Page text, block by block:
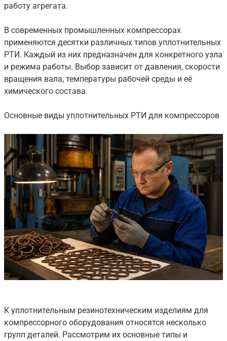
работу агрегата.
В современных промышленных компрессорах
применяются десятки различных типов уплотнительных
РТИ. Каждый из них предназначен для конкретного узла
и режима работы. Выбор зависит от давления, скорости
вращения вала, температуры рабочей среды и её
химического состава.
Основные виды уплотнительных РТИ для компрессоров
К уплотнительным резинотехническим изделиям для
компрессорного оборудования относятся несколько
групп деталей. Рассмотрим их основные типы и